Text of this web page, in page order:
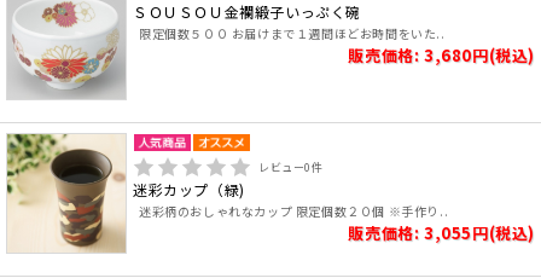
ＳＯＵＳＯＵ金襴緞子いっぷく碗
限定個数５００ お届けまで１週間ほどお時間をいた..
販売価格: 3,680円(税込)
レビュー0件
迷彩カップ（緑)
迷彩柄のおしゃれなカップ 限定個数２０個 ※手作り..
販売価格: 3,055円(税込)